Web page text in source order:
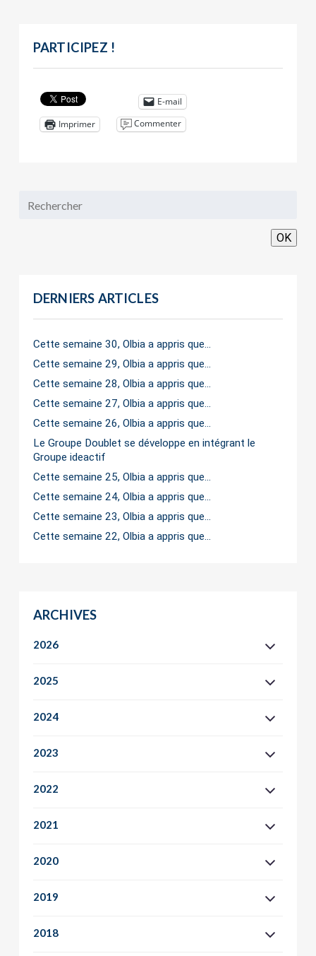
PARTICIPEZ !
E-mail
Imprimer
Commenter
OK
DERNIERS ARTICLES
Cette semaine 30, Olbia a appris que…
Cette semaine 29, Olbia a appris que…
Cette semaine 28, Olbia a appris que…
Cette semaine 27, Olbia a appris que…
Cette semaine 26, Olbia a appris que…
Le Groupe Doublet se développe en intégrant le
Groupe ideactif
Cette semaine 25, Olbia a appris que…
Cette semaine 24, Olbia a appris que…
Cette semaine 23, Olbia a appris que…
Cette semaine 22, Olbia a appris que…
ARCHIVES
2026
2025
2024
2023
2022
2021
2020
2019
2018